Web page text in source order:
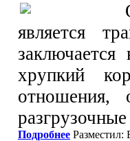
является
хрупкий
отношения,
Подробнее Разместил: